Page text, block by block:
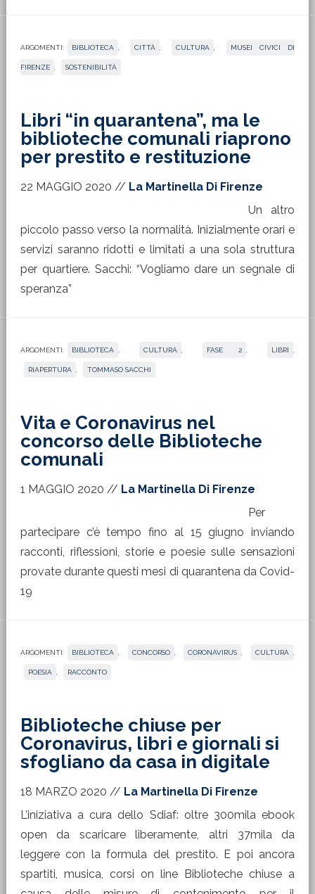
ARGOMENTI: BIBLIOTECA CITTÀ CULTURA MUSEI CIVICI DI
FIRENZE SOSTENIBILITÀ
Libri “in quarantena”, ma le
biblioteche comunali riaprono
per prestito e restituzione
22 MAGGIO 2020 // La Martinella Di Firenze
Un altro
piccolo passo verso la normalità. Inizialmente orari e
servizi saranno ridotti e limitati a una sola struttura
per quartiere. Sacchi: “Vogliamo dare un segnale di
speranza”
ARGOMENTI: BIBLIOTECA CULTURA FASE 2 LIBRI
RIAPERTURA TOMMASO SACCHI
Vita e Coronavirus nel
concorso delle Biblioteche
comunali
1 MAGGIO 2020 // La Martinella Di Firenze
Per
partecipare c’è tempo fino al 15 giugno inviando
racconti, riflessioni, storie e poesie sulle sensazioni
provate durante questi mesi di quarantena da Covid-
19
ARGOMENTI: BIBLIOTECA CONCORSO CORONAVIRUS CULTURA
POESIA RACCONTO
Biblioteche chiuse per
Coronavirus, libri e giornali si
sfogliano da casa in digitale
18 MARZO 2020 // La Martinella Di Firenze
L’iniziativa a cura dello Sdiaf: oltre 300mila ebook
open da scaricare liberamente, altri 37mila da
leggere con la formula del prestito. E poi ancora
spartiti, musica, corsi on line Biblioteche chiuse a